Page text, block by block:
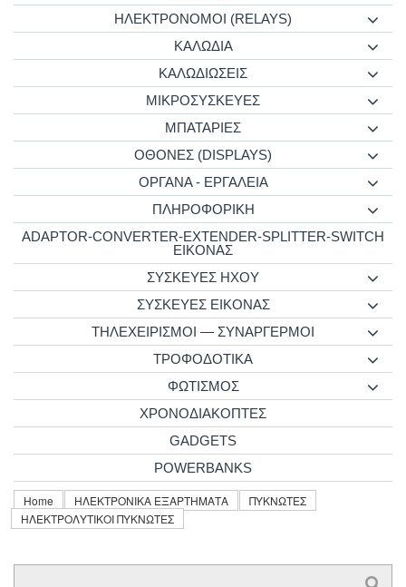
ΗΛΕΚΤΡΟΝΟΜΟΙ (RELAYS)
ΚΑΛΩΔΙΑ
ΚΑΛΩΔΙΩΣΕΙΣ
ΜΙΚΡΟΣΥΣΚΕΥΕΣ
ΜΠΑΤΑΡΙΕΣ
ΟΘΟΝΕΣ (DISPLAYS)
ΟΡΓΑΝΑ - ΕΡΓΑΛΕΙΑ
ΠΛΗΡΟΦΟΡΙΚΗ
ADAPTOR-CONVERTER-EXTENDER-SPLITTER-SWITCH
ΕΙΚΟΝΑΣ
ΣΥΣΚΕΥΕΣ ΗΧΟΥ
ΣΥΣΚΕΥΕΣ ΕΙΚΟΝΑΣ
ΤΗΛΕΧΕΙΡΙΣΜΟΙ — ΣΥΝΑΡΓΕΡΜΟΙ
ΤΡΟΦΟΔΟΤΙΚΑ
ΦΩΤΙΣΜΟΣ
ΧΡΟΝΟΔΙΑΚΟΠΤΕΣ
GADGETS
POWERBANKS
Home ΗΛΕΚΤΡΟΝΙΚΑ ΕΞΑΡΤΗΜΑΤΑ
ΠΥΚΝΩΤΕΣ
ΗΛΕΚΤΡΟΛΥΤΙΚΟΙ ΠΥΚΝΩΤΕΣ